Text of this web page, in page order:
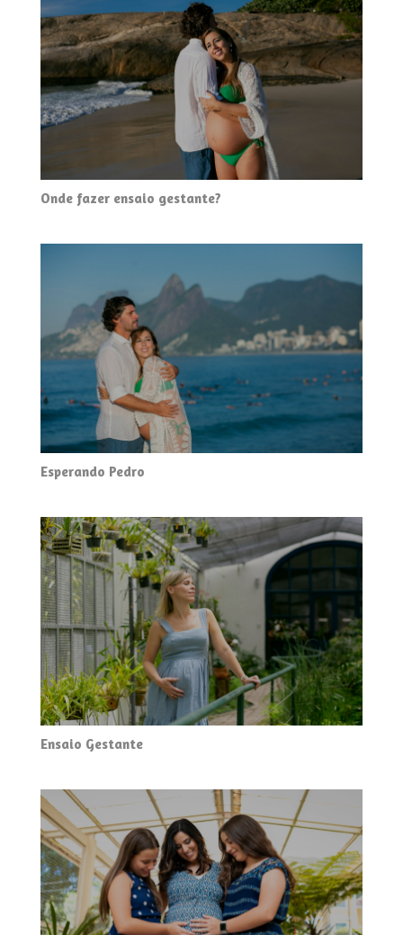
Onde fazer ensaio gestante?
Esperando Pedro
Ensaio Gestante